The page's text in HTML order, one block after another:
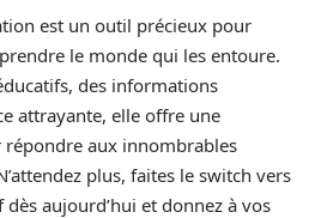
est un outil précieux pour
le monde qui les entoure.
des informations
attrayante, elle offre une
aux innombrables
plus, faites le switch vers
dès aujourd’hui et donnez à vos